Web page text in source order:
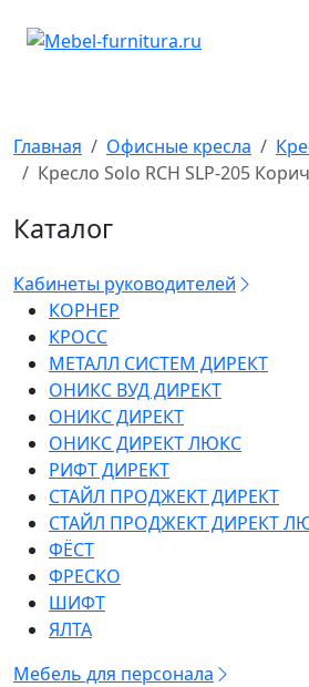
Главная Офисные кресла
Кресло Solo RCH SLP-205
Каталог
Кабинеты руководителей
КОРНЕР
КРОСС
МЕТАЛЛ СИСТЕМ ДИРЕКТ
ОНИКС ВУД ДИРЕКТ
ОНИКС ДИРЕКТ
ОНИКС ДИРЕКТ ЛЮКС
РИФТ ДИРЕКТ
СТАЙЛ ПРОДЖЕКТ ДИРЕКТ
СТАЙЛ ПРОДЖЕКТ ДИРЕКТ
ФЁСТ
ФРЕСКО
ШИФТ
ЯЛТА
Мебель для персонала